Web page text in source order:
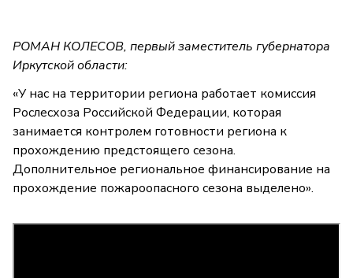
РОМАН КОЛЕСОВ, первый заместитель губернатора
Иркутской области:
«У нас на территории региона работает комиссия
Рослесхоза Российской Федерации, которая
занимается контролем готовности региона к
прохождению предстоящего сезона.
Дополнительное региональное финансирование на
прохождение пожароопасного сезона выделено».